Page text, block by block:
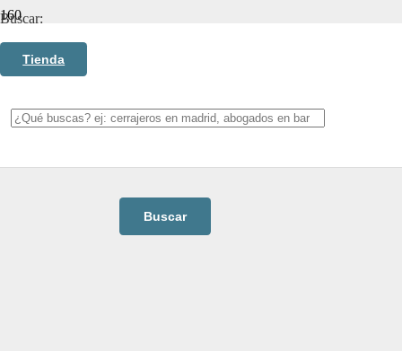
Tienda
Buscar:
Categorías